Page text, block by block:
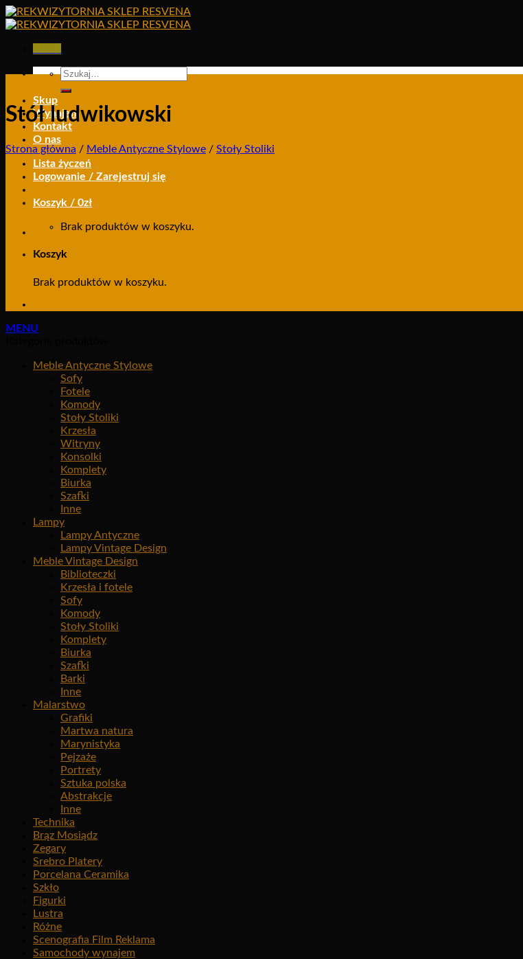
Skip
to
Szukaj:
Skup
Wynajem
Kontakt
O nas
Lista życzeń
Logowanie / Zarejestruj się
Koszyk / 0zł
Brak produktów w koszyku.
Koszyk
Brak produktów w koszyku.
Stół ludwikowski
Strona główna / Meble Antyczne Stylowe / Stoły Stoliki
MENU
Meble Antyczne Stylowe
Sofy
Fotele
Komody
Stoły Stoliki
Krzesła
Witryny
Konsolki
Komplety
Biurka
Szafki
Inne
Lampy
Lampy Antyczne
Lampy Vintage Design
Meble Vintage Design
Biblioteczki
Krzesła i fotele
Sofy
Komody
Stoły Stoliki
Komplety
Biurka
Szafki
Barki
Inne
Malarstwo
Grafiki
Martwa natura
Marynistyka
Pejzaże
Portrety
Sztuka polska
Abstrakcje
Inne
Technika
Brąz Mosiądz
Zegary
Srebro Platery
Porcelana Ceramika
Szkło
Figurki
Lustra
Różne
Scenografia Film Reklama
Samochody wynajem